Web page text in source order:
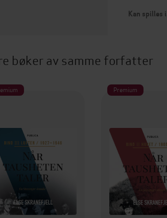
Kan spilles
bøker av samme forfatter
Premium